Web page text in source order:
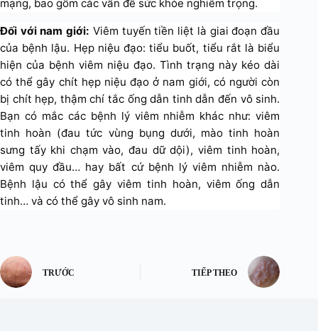
mạng, bao gồm các vấn đề sức khỏe nghiêm trọng.
Đối với nam giới: Viêm tuyến tiền liệt là giai đoạn đầu
của bệnh lậu. Hẹp niệu đạo: tiểu buốt, tiểu rắt là biểu
hiện của bệnh viêm niệu đạo. Tình trạng này kéo dài
có thể gây chít hẹp niệu đạo ở nam giới, có người còn
bị chít hẹp, thậm chí tắc ống dẫn tinh dẫn đến vô sinh.
Bạn có mắc các bệnh lý viêm nhiễm khác như: viêm
tinh hoàn (đau tức vùng bụng dưới, mào tinh hoàn
sưng tấy khi chạm vào, đau dữ dội), viêm tinh hoàn,
viêm quy đầu… hay bất cứ bệnh lý viêm nhiễm nào.
Bệnh lậu có thể gây viêm tinh hoàn, viêm ống dẫn
tinh… và có thể gây vô sinh nam.
TRƯỚC TIẾP THEO